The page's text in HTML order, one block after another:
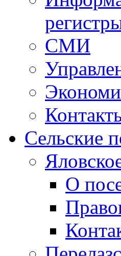
СМИ
Сельские
О